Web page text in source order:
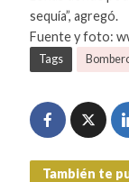
sequía”, agregó.
Fuente y foto:
Tags
También te